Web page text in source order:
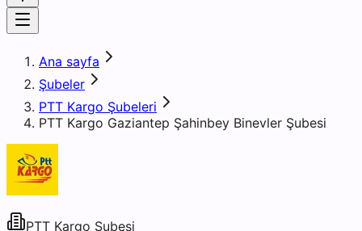
Ana sayfa
Şubeler
PTT Kargo Şubeleri
PTT Kargo Gaziantep Şahinbey Binevler Şubesi
PTT Kargo Şubesi